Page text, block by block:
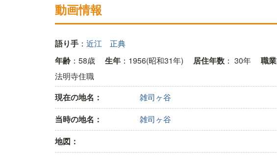
動画情報
語り手 ： 近江 正典
年齢 ：58歳 生年 ：1956(昭和31年) 居住年数 ： 30年 職業
法明寺住職
現在の地名：
雑司ヶ谷
当時の地名：
雑司ヶ谷
地図：